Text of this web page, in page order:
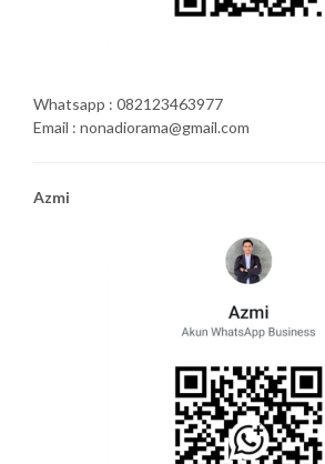
Whatsapp : 082123463977
Email : nonadiorama@gmail.com
Azmi